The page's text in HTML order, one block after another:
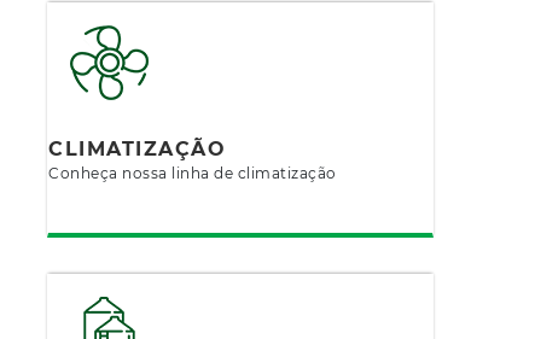
CLIMATIZAÇÃO
Conheça nossa linha de climatização